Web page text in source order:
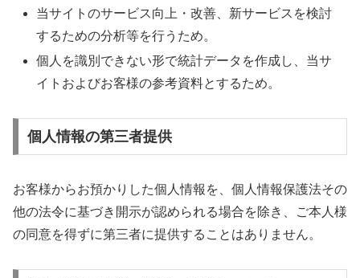
当サイトのサービス向上・改善、新サービスを検討
するための分析等を行うため。
個人を識別できない形で統計データを作成し、当サ
イトおよびお客様の参考資料とするため。
個人情報の第三者提供
お客様からお預かりした個人情報を、個人情報保護法その
他の法令に基づき開示が認められる場合を除き、ご本人様
の同意を得ずに第三者に提供することはありません。